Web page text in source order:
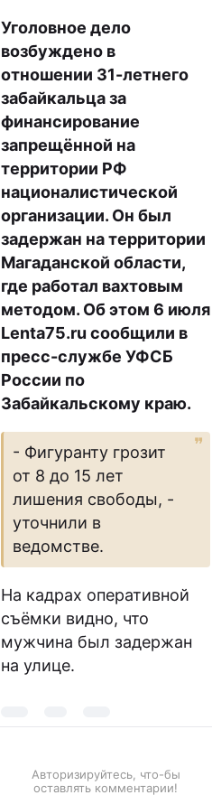
Уголовное дело
возбуждено в
отношении 31-летнего
забайкальца за
финансирование
запрещённой на
территории РФ
националистической
организации. Он был
задержан на территории
Магаданской области,
где работал вахтовым
методом. Об этом 6 июля
Lenta75.ru сообщили в
пресс-службе УФСБ
России по
Забайкальскому краю.
- Фигуранту грозит
от 8 до 15 лет
лишения свободы, -
уточнили в
ведомстве.
На кадрах оперативной
съёмки видно, что
мужчина был задержан
на улице.
Авторизируйтесь, что-бы
оставлять комментарии!